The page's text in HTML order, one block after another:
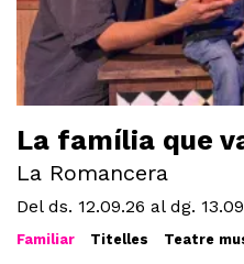
La família que
La Romancera
Del ds. 12.09.26 al dg.
Familiar Titelles Teatre